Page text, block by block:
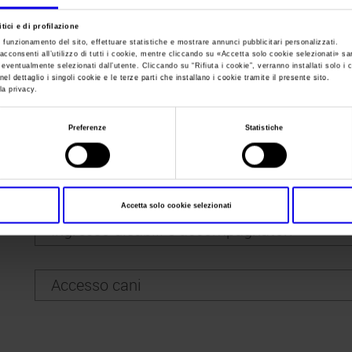
e di profilazione
del sito, effettuare statistiche e mostrare annunci pubblicitari personalizzati.
all’utilizzo di tutti i cookie, mentre cliccando su «Accetta solo cookie selezionati»
selezionati dall’utente. Cliccando su “Rifiuta i cookie”, verranno installati solo i
dettaglio i singoli cookie e le terze parti che installano i cookie tramite il presente sito.
privacy.
Preferenze Statistiche
Accetta solo cookie selezionati
Sei in:Info e servizi >Area accessibilità
Area accessibilità
Veronafiere ha definito una policy di accesso alle
Ingresso disabili e accompagnatori
È previsto biglietto gratuito per le persone disabili, italiane o
documentazione che certifichi uno dei seguenti requisiti:
Accesso cani
È consentito l’ingresso con i cani all’interno del quartiere